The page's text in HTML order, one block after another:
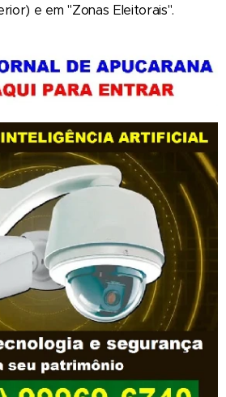
e em "Zonas Eleitorais".